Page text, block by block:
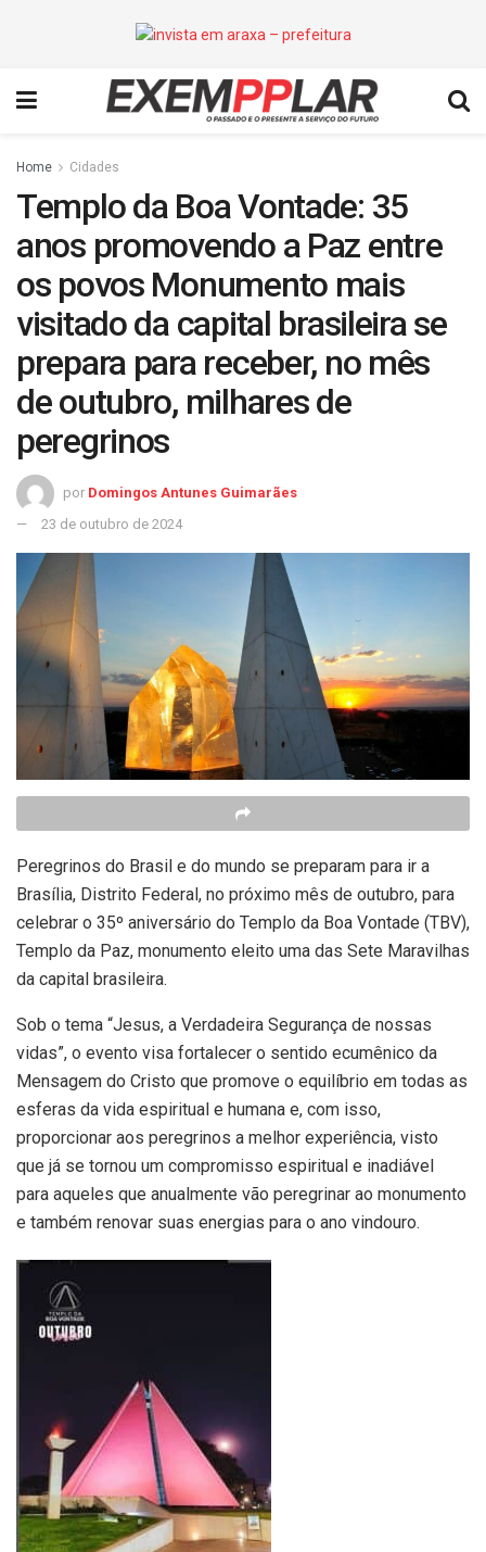
Home Cidades
Templo da Boa Vontade: 35
anos promovendo a Paz entre
os povos Monumento mais
visitado da capital brasileira se
prepara para receber, no mês
de outubro, milhares de
peregrinos
por Domingos Antunes Guimarães
23 de outubro de 2024
Peregrinos do Brasil e do mundo se preparam para ir a
Brasília, Distrito Federal, no próximo mês de outubro, para
celebrar o 35º aniversário do Templo da Boa Vontade (TBV),
Templo da Paz, monumento eleito uma das Sete Maravilhas
da capital brasileira.
Sob o tema “Jesus, a Verdadeira Segurança de nossas
vidas”, o evento visa fortalecer o sentido ecumênico da
Mensagem do Cristo que promove o equilíbrio em todas as
esferas da vida espiritual e humana e, com isso,
proporcionar aos peregrinos a melhor experiência, visto
que já se tornou um compromisso espiritual e inadiável
para aqueles que anualmente vão peregrinar ao monumento
e também renovar suas energias para o ano vindouro.